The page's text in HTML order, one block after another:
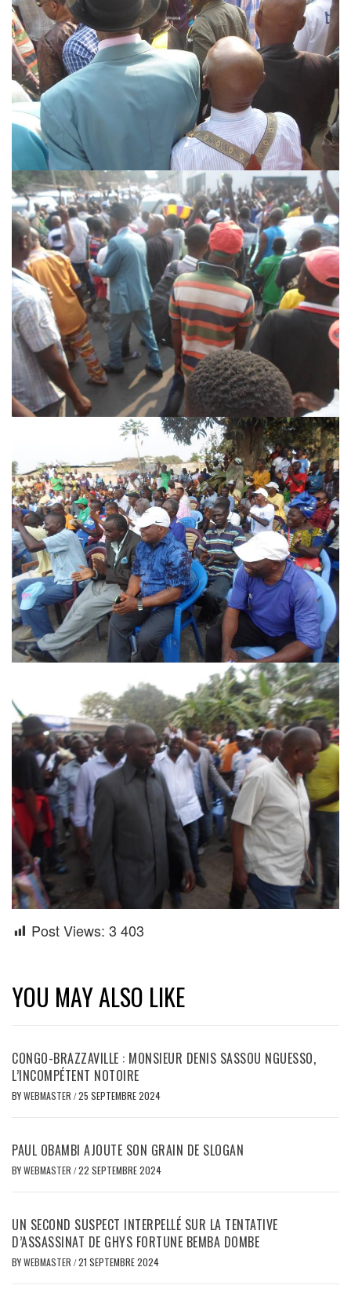
Post Views: 3 403
YOU MAY ALSO LIKE
CONGO-BRAZZAVILLE : MONSIEUR DENIS SASSOU NGUESSO,
L’INCOMPÉTENT NOTOIRE
BYWEBMASTER /25 SEPTEMBRE 2024
PAUL OBAMBI AJOUTE SON GRAIN DE SLOGAN
BYWEBMASTER /22 SEPTEMBRE 2024
UN SECOND SUSPECT INTERPELLÉ SUR LA TENTATIVE
D’ASSASSINAT DE GHYS FORTUNE BEMBA DOMBE
BYWEBMASTER /21 SEPTEMBRE 2024